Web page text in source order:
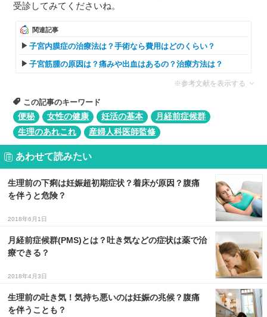
受診してみてくださいね。
関連記事
子宮内膜症の治療法は？手術なら費用はどのくらい？
子宮筋腫の原因は？痛みや出血はあるの？治療方法は？
※参考文献を表示する
この記事のキーワード
便秘
女性の健康 妊活の基本
月経前症候群
生理のあれこれ
産婦人科医師監修
あわせて読みたい
生理前の下痢は妊娠超初期症状？着床が原因？腹痛
を伴うと危険？
2018年6月1日
月経前症候群(PMS)とは？吐き気などの症状は薬で治
療できる？
2018年4月3日
生理前の吐き気！気持ち悪いのは妊娠の兆候？腹痛
を伴うことも？